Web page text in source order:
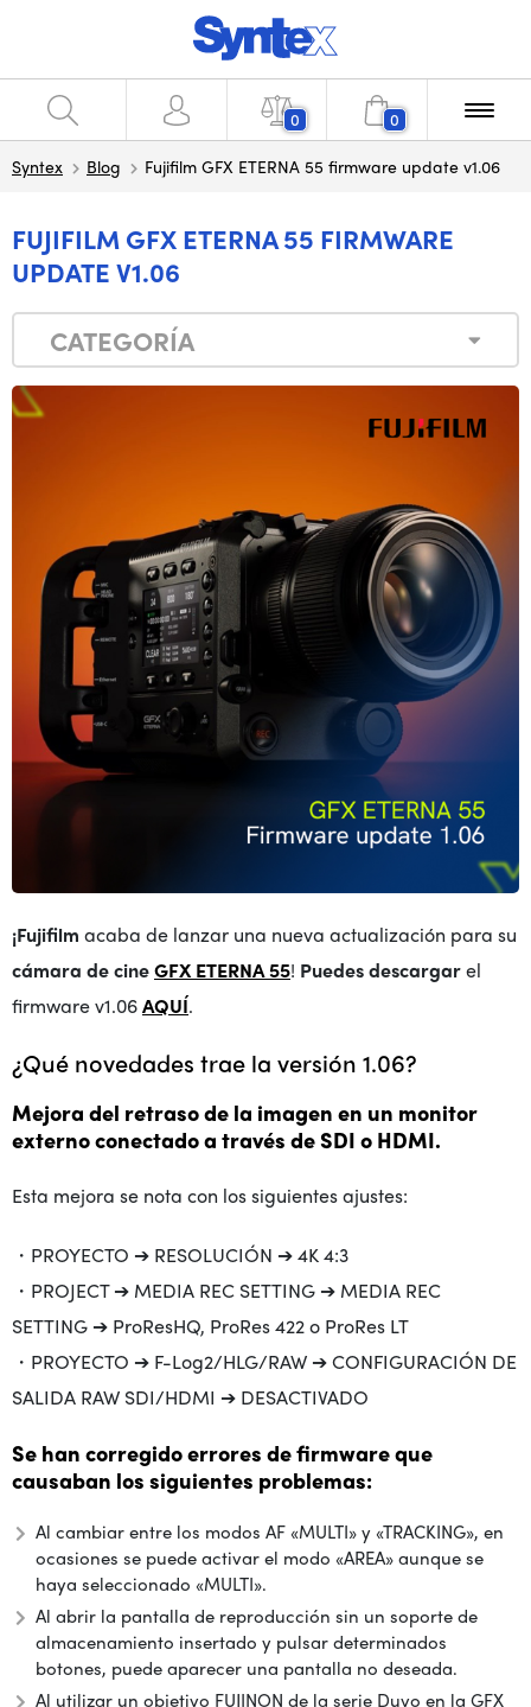
0 0
Syntex Blog Fujifilm GFX ETERNA 55 firmware update v1.06
FUJIFILM GFX ETERNA 55 FIRMWARE
UPDATE V1.06
CATEGORÍA
¡Fujifilm acaba de lanzar una nueva actualización para su
cámara de cineGFX ETERNA 55! Puedes descargarel
firmware v1.06AQUÍ.
¿Qué novedades trae la versión 1.06?
Mejora del retraso de la imagen en un monitor
externo conectado a través de SDI o HDMI.
Esta mejora se nota con los siguientes ajustes:
・PROYECTO ➔ RESOLUCIÓN ➔ 4K 4:3
・PROJECT ➔ MEDIA REC SETTING ➔ MEDIA REC
SETTING ➔ ProResHQ, ProRes 422 o ProRes LT
・PROYECTO ➔ F-Log2/HLG/RAW ➔ CONFIGURACIÓN DE
SALIDA RAW SDI/HDMI ➔ DESACTIVADO
Se han corregido errores de firmware que
causaban los siguientes problemas:
Al cambiar entre los modos AF «MULTI» y «TRACKING», en
ocasiones se puede activar el modo «AREA» aunque se
haya seleccionado «MULTI».
Al abrir la pantalla de reproducción sin un soporte de
almacenamiento insertado y pulsar determinados
botones, puede aparecer una pantalla no deseada.
Al utilizar un objetivo FUJINON de la serie Duvo en la GFX